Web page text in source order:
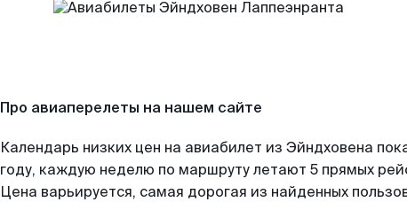
Про авиаперелеты на нашем сайте
Календарь низких цен на авиабилет из Эйндховена
году, каждую неделю по маршруту летают 5 прямых
Цена варьируется, самая дорогая из найденных